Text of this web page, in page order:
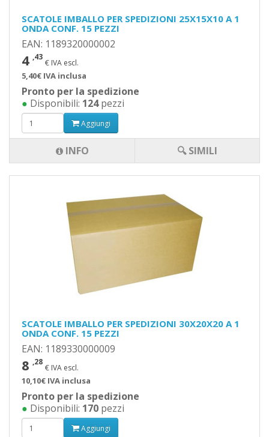
SCATOLE IMBALLO PER SPEDIZIONI 25X15X10 A 1
ONDA CONF. 15 PEZZI
EAN: 1189320000002
4 ,43
€ IVA escl.
5,40€ IVA inclusa
Pronto per la spedizione
● Disponibili: 124pezzi
Aggiungi
INFO 🔍 SIMILI
SCATOLE IMBALLO PER SPEDIZIONI 30X20X20 A 1
ONDA CONF. 15 PEZZI
EAN: 1189330000009
8 ,28
€ IVA escl.
10,10€ IVA inclusa
Pronto per la spedizione
● Disponibili: 170 pezzi
Aggiungi